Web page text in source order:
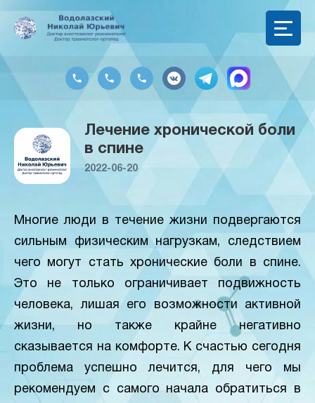
Лечение хронической боли
в спине
2022-06-20
Многие люди в течение жизни подвергаются
сильным физическим нагрузкам, следствием
чего могут стать хронические боли в спине.
Это не только ограничивает подвижность
человека, лишая его возможности активной
жизни, но также крайне негативно
сказывается на комфорте. К счастью сегодня
проблема успешно лечится, для чего мы
рекомендуем с самого начала обратиться в